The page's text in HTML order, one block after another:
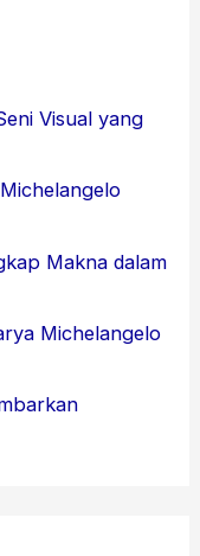
Visual yang
Makna dalam
Michelangelo